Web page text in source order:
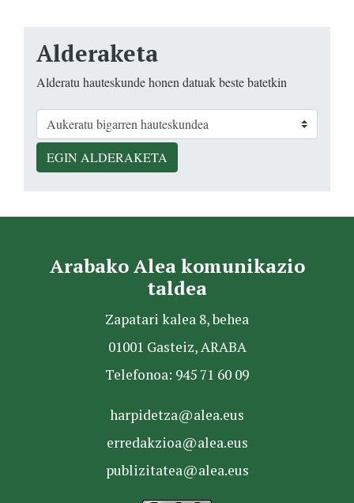
Alderaketa
Alderatu hauteskunde honen datuak beste batetkin
EGIN ALDERAKETA
Arabako Alea komunikazio
taldea
Zapatari kalea 8, behea
01001 Gasteiz, ARABA
Telefonoa: 945 71 60 09
harpidetza@alea.eus
erredakzioa@alea.eus
publizitatea@alea.eus